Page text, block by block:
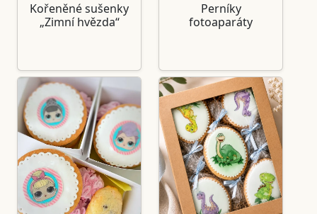
Kořeněné sušenky
„Zimní hvězda“
Perníky
fotoaparáty